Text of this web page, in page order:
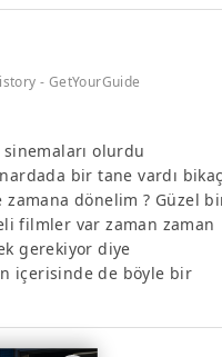
- GetYourGuide
sinemaları olurdu
bir tane vardı
zamana dönelim ? Güzel
filmler var zaman zaman
gerekiyor diye
içerisinde de böyle bir